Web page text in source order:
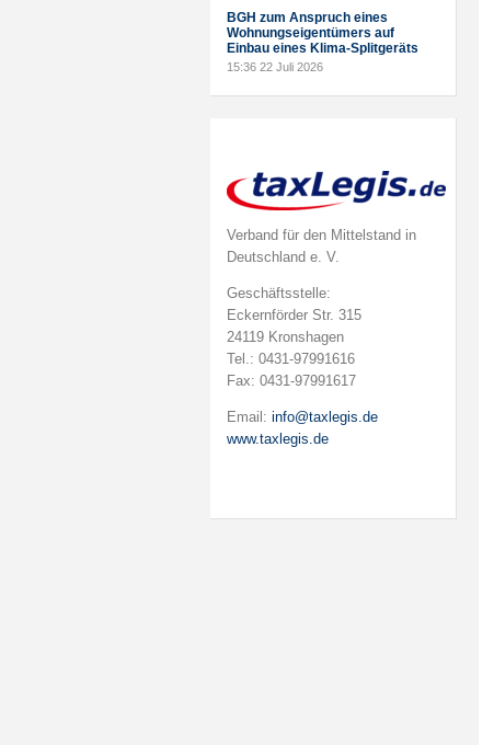
BGH zum Anspruch eines
Wohnungseigentümers auf
Einbau eines Klima-Splitgeräts
15:36 22 Juli 2026
Verband für den Mittelstand in
Deutschland e. V.
Geschäftsstelle:
Eckernförder Str. 315
24119 Kronshagen
Tel.: 0431-97991616
Fax: 0431-97991617
Email: info@taxlegis.de
www.taxlegis.de